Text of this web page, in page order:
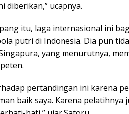
diberikan,” ucapnya.
itu, laga internasional ini
putri di Indonesia. Dia pun
yang menurutnya,
pertandingan ini karena
baik saya. Karena pelatihnya